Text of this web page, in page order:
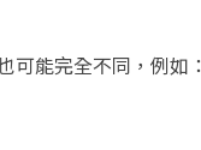
可能完全不同，例如：